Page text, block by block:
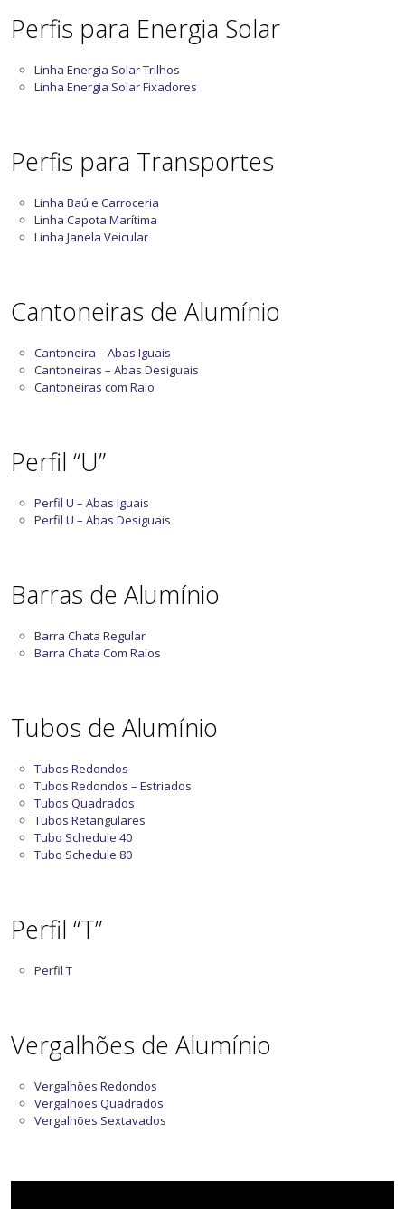
Perfis para Energia Solar
Linha Energia Solar Trilhos
Linha Energia Solar Fixadores
Perfis para Transportes
Linha Baú e Carroceria
Linha Capota Marítima
Linha Janela Veicular
Cantoneiras de Alumínio
Cantoneira – Abas Iguais
Cantoneiras – Abas Desiguais
Cantoneiras com Raio
Perfil “U”
Perfil U – Abas Iguais
Perfil U – Abas Desiguais
Barras de Alumínio
Barra Chata Regular
Barra Chata Com Raios
Tubos de Alumínio
Tubos Redondos
Tubos Redondos – Estriados
Tubos Quadrados
Tubos Retangulares
Tubo Schedule 40
Tubo Schedule 80
Perfil “T”
Perfil T
Vergalhões de Alumínio
Vergalhões Redondos
Vergalhões Quadrados
Vergalhões Sextavados